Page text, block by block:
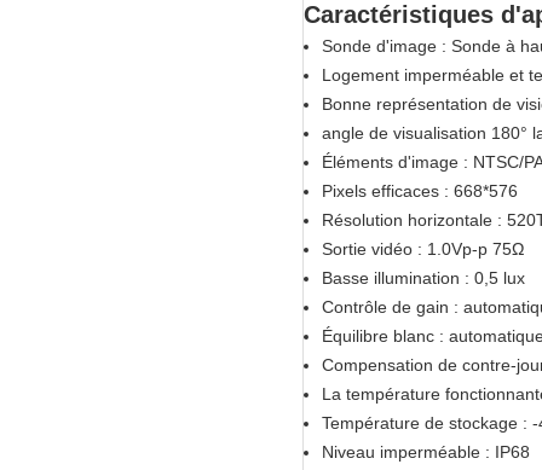
Caractéristiques
Sonde d'image : Sonde à
Logement imperméable et
Bonne représentation de
angle de visualisation 180°
Éléments d'image : NTSC/
Pixels efficaces : 668*576
Résolution horizontale :
Sortie vidéo : 1.0Vp-p 75Ω
Basse illumination : 0,5 lux
Contrôle de gain :
Équilibre blanc :
Compensation de contre-
La température
Température de stockage : -
Niveau imperméable : IP68